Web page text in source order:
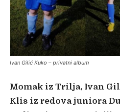
Ivan Gilić Kuko – privatni album
Momak iz Trilja, Ivan
Klis iz redova juniora